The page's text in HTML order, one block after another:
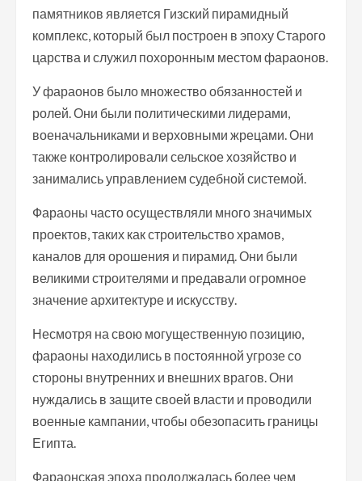
памятников является Гизский пирамидный
комплекс, который был построен в эпоху Старого
царства и служил похоронным местом фараонов.
У фараонов было множество обязанностей и
ролей. Они были политическими лидерами,
военачальниками и верховными жрецами. Они
также контролировали сельское хозяйство и
занимались управлением судебной системой.
Фараоны часто осуществляли много значимых
проектов, таких как строительство храмов,
каналов для орошения и пирамид. Они были
великими строителями и предавали огромное
значение архитектуре и искусству.
Несмотря на свою могущественную позицию,
фараоны находились в постоянной угрозе со
стороны внутренних и внешних врагов. Они
нуждались в защите своей власти и проводили
военные кампании, чтобы обезопасить границы
Египта.
Фараонская эпоха продолжалась более чем